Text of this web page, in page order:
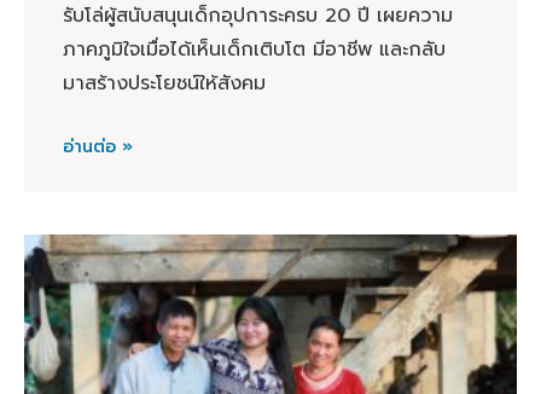
รับโล่ผู้สนับสนุนเด็กอุปการะครบ 20 ปี เผยความ
ภาคภูมิใจเมื่อได้เห็นเด็กเติบโต มีอาชีพ และกลับ
มาสร้างประโยชน์ให้สังคม
อ่านต่อ »